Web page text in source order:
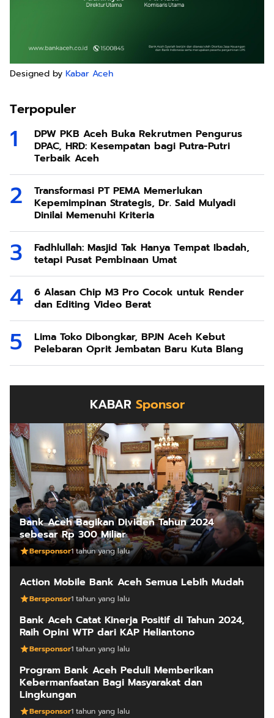
Designed by Kabar Aceh
Terpopuler
DPW PKB Aceh Buka Rekrutmen Pengurus
DPAC, HRD: Kesempatan bagi Putra-Putri
Terbaik Aceh
Transformasi PT PEMA Memerlukan
Kepemimpinan Strategis, Dr. Said Mulyadi
Dinilai Memenuhi Kriteria
Fadhlullah: Masjid Tak Hanya Tempat Ibadah,
tetapi Pusat Pembinaan Umat
6 Alasan Chip M3 Pro Cocok untuk Render
dan Editing Video Berat
Lima Toko Dibongkar, BPJN Aceh Kebut
Pelebaran Oprit Jembatan Baru Kuta Blang
KABAR Sponsor
Bank Aceh Bagikan Dividen Tahun 2024
sebesar Rp 300 Miliar
Bersponsor1 tahun yang lalu
Action Mobile Bank Aceh Semua Lebih Mudah
Bersponsor1 tahun yang lalu
Bank Aceh Catat Kinerja Positif di Tahun 2024,
Raih Opini WTP dari KAP Heliantono
Bersponsor1 tahun yang lalu
Program Bank Aceh Peduli Memberikan
Kebermanfaatan Bagi Masyarakat dan
Lingkungan
Bersponsor1 tahun yang lalu